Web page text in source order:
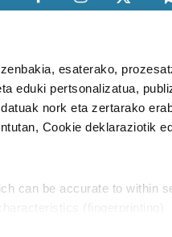
esaterako,
eduki pertsonalizatua,
nork eta zertarako
Cookie deklaraziotik
can be accurate to within
politika